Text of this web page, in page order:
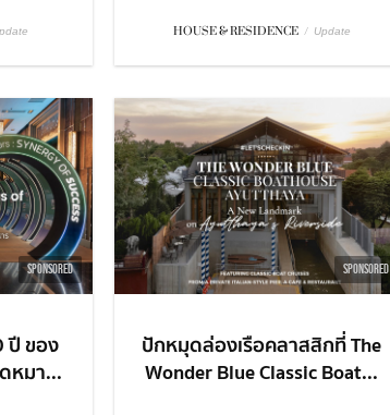
HOUSE & RESIDENCE / Update
SPONSORED
ปี ของ
หมา...
SPONSORED
ปักหมุดล่องเรือคลาสสิกที่ The
Wonder Blue Classic Boat...